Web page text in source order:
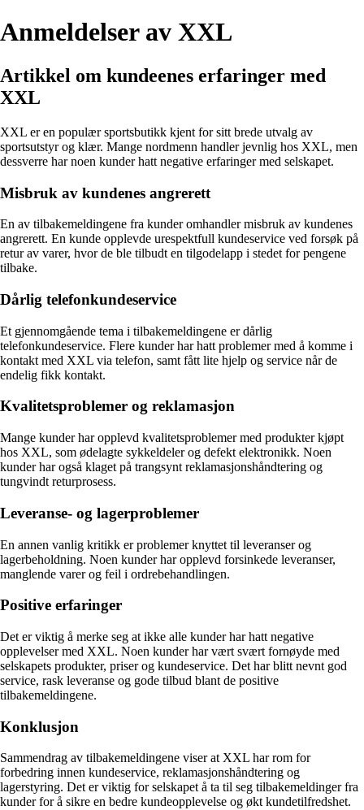
Anmeldelser av XXL
Artikkel om kundeenes erfaringer med
XXL
XXL er en populær sportsbutikk kjent for sitt brede utvalg av
sportsutstyr og klær. Mange nordmenn handler jevnlig hos XXL, men
dessverre har noen kunder hatt negative erfaringer med selskapet.
Misbruk av kundenes angrerett
En av tilbakemeldingene fra kunder omhandler misbruk av kundenes
angrerett. En kunde opplevde urespektfull kundeservice ved forsøk på
retur av varer, hvor de ble tilbudt en tilgodelapp i stedet for pengene
tilbake.
Dårlig telefonkundeservice
Et gjennomgående tema i tilbakemeldingene er dårlig
telefonkundeservice. Flere kunder har hatt problemer med å komme i
kontakt med XXL via telefon, samt fått lite hjelp og service når de
endelig fikk kontakt.
Kvalitetsproblemer og reklamasjon
Mange kunder har opplevd kvalitetsproblemer med produkter kjøpt
hos XXL, som ødelagte sykkeldeler og defekt elektronikk. Noen
kunder har også klaget på trangsynt reklamasjonshåndtering og
tungvindt returprosess.
Leveranse- og lagerproblemer
En annen vanlig kritikk er problemer knyttet til leveranser og
lagerbeholdning. Noen kunder har opplevd forsinkede leveranser,
manglende varer og feil i ordrebehandlingen.
Positive erfaringer
Det er viktig å merke seg at ikke alle kunder har hatt negative
opplevelser med XXL. Noen kunder har vært svært fornøyde med
selskapets produkter, priser og kundeservice. Det har blitt nevnt god
service, rask leveranse og gode tilbud blant de positive
tilbakemeldingene.
Konklusjon
Sammendrag av tilbakemeldingene viser at XXL har rom for
forbedring innen kundeservice, reklamasjonshåndtering og
lagerstyring. Det er viktig for selskapet å ta til seg tilbakemeldinger fra
kunder for å sikre en bedre kundeopplevelse og økt kundetilfredshet.